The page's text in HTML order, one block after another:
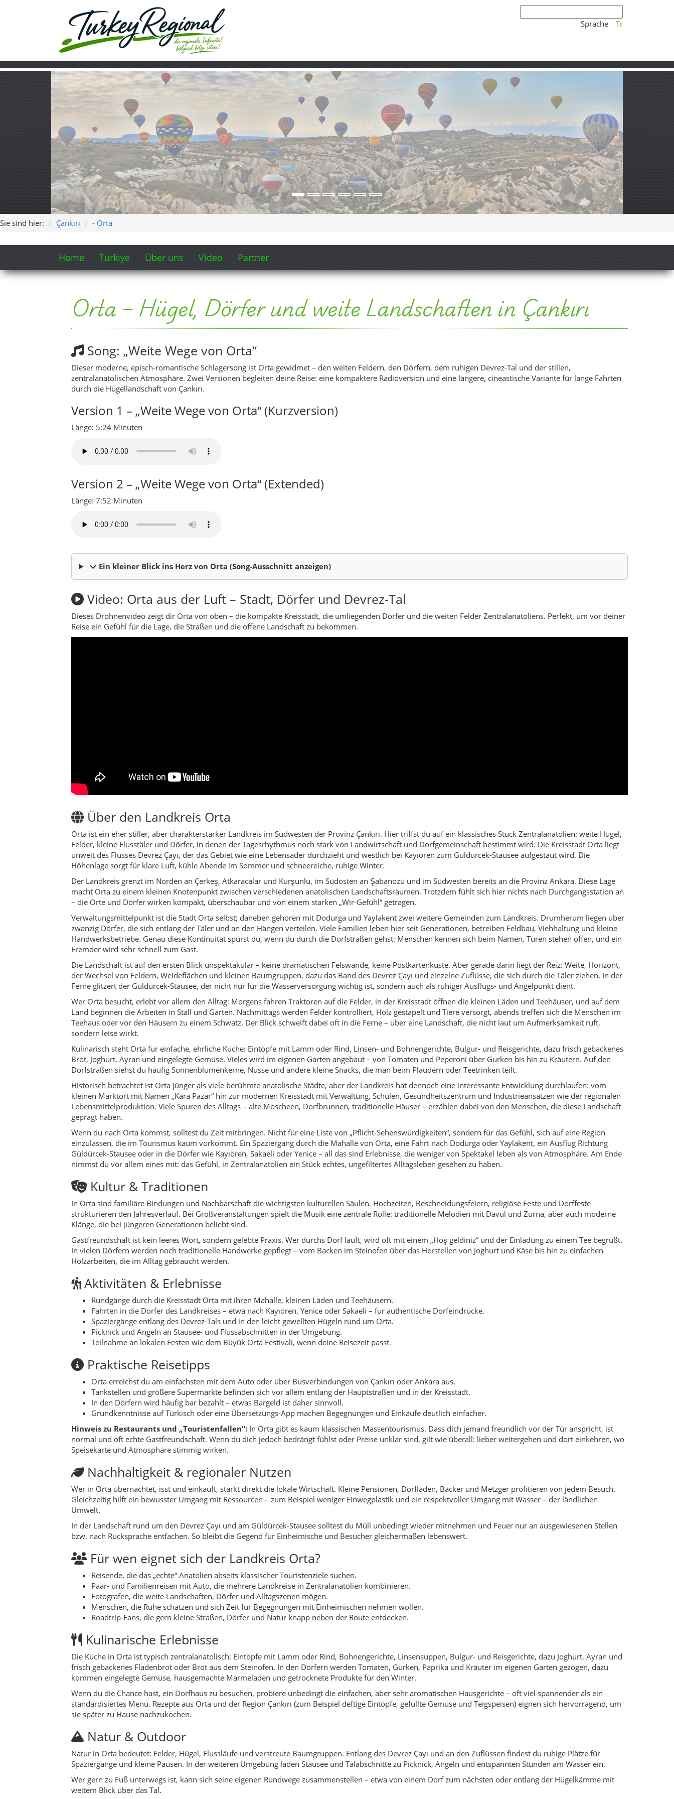
Sprache Tr
Çankırı - Orta
Home Turkiye Über uns Video
Orta – Hügel, Dörfer und weite Landschaften in Çankırı
Song: „Weite Wege von Orta“
Dieser moderne, episch-romantische Schlagersong ist Orta gewidmet – den weiten Feldern, den Dörfern, dem ruhigen Devrez-Tal und der stillen,
durch die Hügellandschaft von Çankırı.
Version 1 – „Weite Wege von Orta“ (Kurzversion)
Version 2 – „Weite Wege von Orta“ (Extended)
Länge: 7:52 Minuten
Ein kleiner Blick ins Herz von Orta (Song-Ausschnitt anzeigen)
Video: Orta aus der Luft – Stadt, Dörfer und Devrez-Tal
Reise ein Gefühl für die Lage, die Straßen und die offene Landschaft zu bekommen.
Verwaltungsmittelpunkt ist die Stadt Orta selbst; daneben gehören mit Dodurga und Yaylakent zwei weitere Gemeinden zum Landkreis. Drumherum liegen über
zwanzig Dörfer, die sich entlang der Täler und an den Hängen verteilen. Viele Familien leben hier seit Generationen, betreiben Feldbau, Viehhaltung und kleine
Handwerksbetriebe. Genau diese Kontinuität spürst du, wenn du durch die Dorfstraßen gehst: Menschen kennen sich beim Namen, Türen stehen offen, und ein
Die Landschaft ist auf den ersten Blick unspektakulär – keine dramatischen Felswände, keine Postkartenküste. Aber gerade darin liegt der Reiz: Weite, Horizont,
der Wechsel von Feldern, Weideflächen und kleinen Baumgruppen, dazu das Band des Devrez Çayı und einzelne Zuflüsse, die sich durch die Täler ziehen. In der
Ferne glitzert der Güldürcek-Stausee, der nicht nur für die Wasserversorgung wichtig ist, sondern auch als ruhiger Ausflugs- und Angelpunkt dient.
Wer Orta besucht, erlebt vor allem den Alltag: Morgens fahren Traktoren auf die Felder, in der Kreisstadt öffnen die kleinen Läden und Teehäuser, und auf dem
Land beginnen die Arbeiten in Stall und Garten. Nachmittags werden Felder kontrolliert, Holz gestapelt und Tiere versorgt, abends treffen sich die Menschen im
Teehaus oder vor den Häusern zu einem Schwatz. Der Blick schweift dabei oft in die Ferne – über eine Landschaft, die nicht laut um Aufmerksamkeit ruft,
sondern leise wirkt.
Kulinarisch steht Orta für einfache, ehrliche Küche: Eintöpfe mit Lamm oder Rind, Linsen- und Bohnengerichte, Bulgur- und Reisgerichte, dazu frisch gebackenes
Brot, Joghurt, Ayran und eingelegte Gemüse. Vieles wird im eigenen Garten angebaut – von Tomaten und Peperoni über Gurken bis hin zu Kräutern. Auf den
Dorfstraßen siehst du häufig Sonnenblumenkerne, Nüsse und andere kleine Snacks, die man beim Plaudern oder Teetrinken teilt.
Historisch betrachtet ist Orta jünger als viele berühmte anatolische Städte, aber der Landkreis hat dennoch eine interessante Entwicklung durchlaufen: vom
kleinen Marktort mit Namen „Kara Pazar“ hin zur modernen Kreisstadt mit Verwaltung, Schulen, Gesundheitszentrum und Industrieansätzen wie der regionalen
Lebensmittelproduktion. Viele Spuren des Alltags – alte Moscheen, Dorfbrunnen, traditionelle Häuser – erzählen dabei von den Menschen, die diese Landschaft
geprägt haben.
Wenn du nach Orta kommst, solltest du Zeit mitbringen. Nicht für eine Liste von „Pflicht-Sehenswürdigkeiten“, sondern für das Gefühl, sich auf eine Region
einzulassen, die im Tourismus kaum vorkommt. Ein Spaziergang durch die Mahalle von Orta, eine Fahrt nach Dodurga oder Yaylakent, ein Ausflug Richtung
Güldürcek-Stausee oder in die Dörfer wie Kayıören, Sakaeli oder Yenice – all das sind Erlebnisse, die weniger von Spektakel leben als von Atmosphäre. Am Ende
nimmst du vor allem eines mit: das Gefühl, in Zentralanatolien ein Stück echtes, ungefiltertes Alltagsleben gesehen zu haben.
Kultur & Traditionen
In Orta sind familiäre Bindungen und Nachbarschaft die wichtigsten kulturellen Säulen. Hochzeiten, Beschneidungsfeiern, religiöse Feste und Dorffeste
strukturieren den Jahresverlauf. Bei Großveranstaltungen spielt die Musik eine zentrale Rolle: traditionelle Melodien mit Davul und Zurna, aber auch moderne
Klänge, die bei jüngeren Generationen beliebt sind.
Gastfreundschaft ist kein leeres Wort, sondern gelebte Praxis. Wer durchs Dorf läuft, wird oft mit einem „Hoş geldiniz“ und der Einladung zu einem Tee begrüßt.
In vielen Dörfern werden noch traditionelle Handwerke gepflegt – vom Backen im Steinofen über das Herstellen von Joghurt und Käse bis hin zu einfachen
Holzarbeiten, die im Alltag gebraucht werden.
Aktivitäten & Erlebnisse
Rundgänge durch die Kreisstadt Orta mit ihren Mahalle, kleinen Läden und Teehäusern.
Fahrten in die Dörfer des Landkreises – etwa nach Kayıören, Yenice oder Sakaeli – für authentische Dorfeindrücke.
Picknick und Angeln an Stausee- und Flussabschnitten in der Umgebung.
Teilnahme an lokalen Festen wie dem Büyük Orta Festivali, wenn deine Reisezeit passt.
Praktische Reisetipps
Orta erreichst du am einfachsten mit dem Auto oder über Busverbindungen von Çankırı oder Ankara aus.
Tankstellen und größere Supermärkte befinden sich vor allem entlang der Hauptstraßen und in der Kreisstadt.
In den Dörfern wird häufig bar bezahlt – etwas Bargeld ist daher sinnvoll.
Hinweis zu Restaurants und „Touristenfallen“:
normal und oft echte Gastfreundschaft. Wenn du dich jedoch bedrängt fühlst oder Preise unklar sind, gilt wie überall: lieber weitergehen und dort einkehren, wo
Speisekarte und Atmosphäre stimmig wirken.
Nachhaltigkeit & regionaler Nutzen
Wer in Orta übernachtet, isst und einkauft, stärkt direkt die lokale Wirtschaft. Kleine Pensionen, Dorfläden, Bäcker und Metzger profitieren von jedem Besuch.
Gleichzeitig hilft ein bewusster Umgang mit Ressourcen – zum Beispiel weniger Einwegplastik und ein respektvoller Umgang mit Wasser – der ländlichen
Umwelt.
In der Landschaft rund um den Devrez Çayı und am Güldürcek-Stausee solltest du Müll unbedingt wieder mitnehmen und Feuer nur an ausgewiesenen Stellen
bzw. nach Rücksprache entfachen. So bleibt die Gegend für Einheimische und Besucher gleichermaßen lebenswert.
Für wen eignet sich der Landkreis Orta?
Reisende, die das „echte“ Anatolien abseits klassischer Touristenziele suchen.
Paar- und Familienreisen mit Auto, die mehrere Landkreise in Zentralanatolien kombinieren.
Fotografen, die weite Landschaften, Dörfer und Alltagszenen mögen.
Roadtrip-Fans, die gern kleine Straßen, Dörfer und Natur knapp neben der Route entdecken.
Kulinarische Erlebnisse
Die Küche in Orta ist typisch zentralanatolisch: Eintöpfe mit Lamm oder Rind, Bohnengerichte, Linsensuppen, Bulgur- und Reisgerichte, dazu Joghurt, Ayran und
frisch gebackenes Fladenbrot oder Brot aus dem Steinofen. In den Dörfern werden Tomaten, Gurken, Paprika und Kräuter im eigenen Garten gezogen, dazu
kommen eingelegte Gemüse, hausgemachte Marmeladen und getrocknete Produkte für den Winter.
Wenn du die Chance hast, ein Dorfhaus zu besuchen, probiere unbedingt die einfachen, aber sehr aromatischen Hausgerichte – oft viel spannender als ein
standardisiertes Menü. Rezepte aus Orta und der Region Çankırı (zum Beispiel deftige Eintöpfe, gefüllte Gemüse und Teigspeisen) eignen sich hervorragend, um
sie später zu Hause nachzukochen.
Natur & Outdoor
Natur in Orta bedeutet: Felder, Hügel, Flussläufe und verstreute Baumgruppen. Entlang des Devrez Çayı und an den Zuflüssen findest du ruhige Plätze für
Spaziergänge und kleine Pausen. In der weiteren Umgebung laden Stausee und Talabschnitte zu Picknick, Angeln und entspannten Stunden am Wasser ein.
Wer gern zu Fuß unterwegs ist, kann sich seine eigenen Rundwege zusammenstellen – etwa von einem Dorf zum nächsten oder entlang der Hügelkämme mit
weitem Blick über das Tal.
Feste & Veranstaltungen
Ein Highlight im Veranstaltungskalender des Landkreises ist das
dem Stadtplatz von Orta stattfindet. Daneben prägen religiöse Feiertage, Dorffeste, Sportturniere und Schulveranstaltungen den Jahreslauf.
Die genauen Termine können sich ändern, daher lohnt es sich, vor der Reise bei Gemeinde oder Kaymakamlık nach aktuellen Veranstaltungen zu fragen.
Geschichte & Timeline
Frühe Zeit:Das Gebiet von Orta liegt im Einflussraum alter Handels- und Siedlungswege Zentralanatoliens, ohne selbst eine große antike Metropole
gewesen zu sein.
Osmanische Zeit:
Der Ort entwickelte sich als kleiner Markt- und Verwaltungsort, zeitweise unter dem Namen „Kara Pazar“ bekannt.
20. Jahrhundert:Ausbau von Straßen, Schulen und Behörden, Bildung des Landkreises Orta und schrittweise Modernisierung.
Gegenwart: Orta ist eine ruhige Kreisstadt mit Landwirtschaft, Kleinbetrieben, Dienstleistungen und wachsender Bedeutung als regionaler